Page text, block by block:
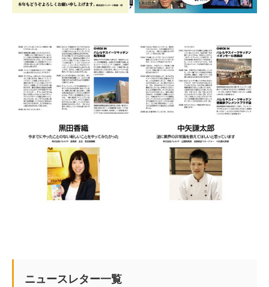
ニュースレター一覧